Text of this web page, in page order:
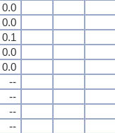
0.0
0.0
0.1
0.0
0.0
--
--
--
--